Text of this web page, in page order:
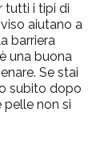
tutti i tipi di
aiutano a
barriera
una buona
Se stai
subito dopo
non si